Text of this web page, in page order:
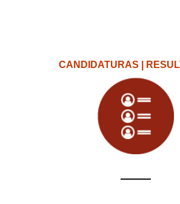
CANDIDATURAS |